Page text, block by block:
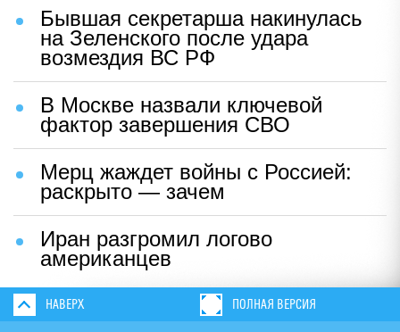
Бывшая секретарша накинулась
на Зеленского после удара
возмездия ВС РФ
В Москве назвали ключевой
фактор завершения СВО
Мерц жаждет войны с Россией:
раскрыто — зачем
Иран разгромил логово
американцев
НАВЕРХ ПОЛНАЯ ВЕРСИЯ